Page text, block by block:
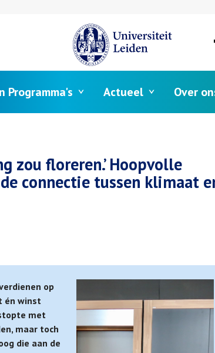
Programma's Actueel Over
zou floreren.’ Hoopvolle
connectie tussen klimaat
op
én winst
met
maar toch
die aan de